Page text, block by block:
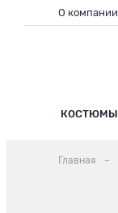
КОСТЮМЫ
О компании
Главная